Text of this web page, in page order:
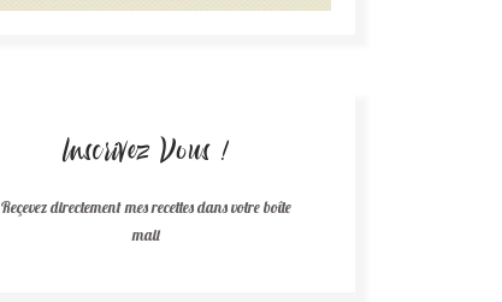
Inscrivez Vous !
Reçevez directement mes recettes dans votre boîte
mail